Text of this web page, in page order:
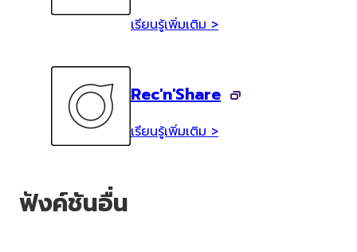
เรียนรู้เพิ่มเติม >
Rec'n'Share
เรียนรู้เพิ่มเติม >
ฟังค์ชันอื่น